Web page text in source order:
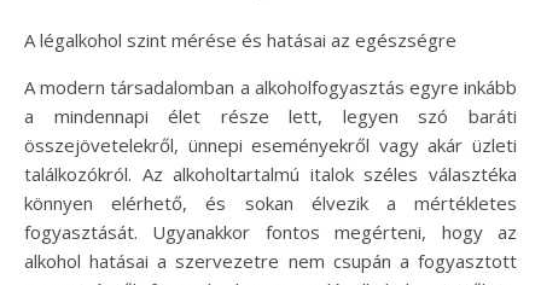
A légalkohol szint mérése és hatásai az egészségre
A modern társadalomban a alkoholfogyasztás egyre inkább
a mindennapi élet része lett, legyen szó baráti
összejövetelekről, ünnepi eseményekről vagy akár üzleti
találkozókról. Az alkoholtartalmú italok széles választéka
könnyen elérhető, és sokan élvezik a mértékletes
fogyasztását. Ugyanakkor fontos megérteni, hogy az
alkohol hatásai a szervezetre nem csupán a fogyasztott